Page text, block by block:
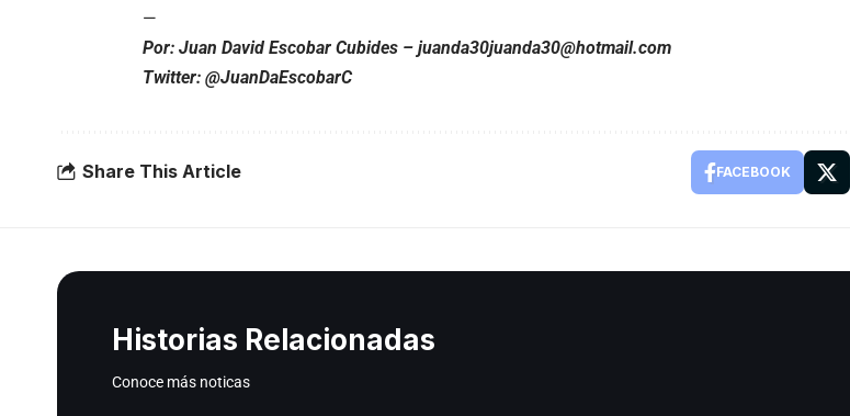
—
Por: Juan David Escobar Cubides – juanda30juanda30@hotmail.com
Twitter: @JuanDaEscobarC
Share This Article FACEBOOK
Historias Relacionadas
Conoce más noticas